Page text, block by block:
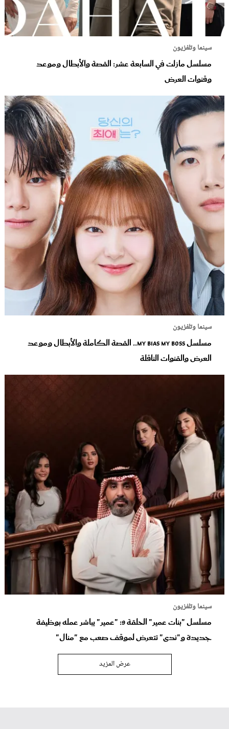
سينما وتلفزيون
مسلسل مازلت في السابعة عشر: القصة والأبطال وموعد
وقنوات العرض
سينما وتلفزيون
مسلسل My Bias My Boss.. القصة الكاملة والأبطال وموعد
العرض والقنوات الناقلة
سينما وتلفزيون
مسلسل "بنات عمير" الحلقة 9: "عمير" يباشر عمله بوظيفة
جديدة و"ندى" تتعرض لموقف صعب مع "منال"
عرض المزيد